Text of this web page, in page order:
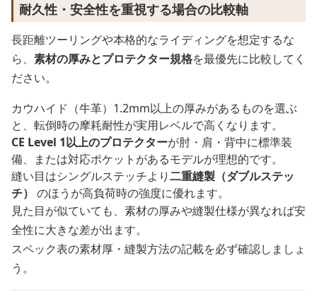
耐久性・安全性を重視する場合の比較軸
長距離ツーリングや本格的なライディングを想定するな
ら、 素材の厚みとプロテクター規格を最優先に比較してく
ださい。
カウハイド（牛革）1.2mm以上の厚みがあるものを選ぶ
と、転倒時の摩耗耐性が実用レベルで高くなります。
CE Level 1以上のプロテクターが肘・肩・背中に標準装
備、または対応ポケットがあるモデルが理想的です。
縫い目はシングルステッチより二重縫製（ダブルステッ
チ） のほうが高負荷時の強度に優れます。
見た目が似ていても、素材の厚みや縫製仕様が異なれば安
全性に大きな差が出ます。
スペック表の素材厚・縫製方法の記載を必ず確認しましょ
う。